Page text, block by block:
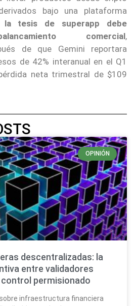
bajo una plataforma
la tesis de superapp debe
comercial,
de que Gemini reportara
de 42% interanual en el Q1
neta trimestral de $109
OPINIÓN
descentralizadas: la
entre validadores
permisionado
infraestructura financiera